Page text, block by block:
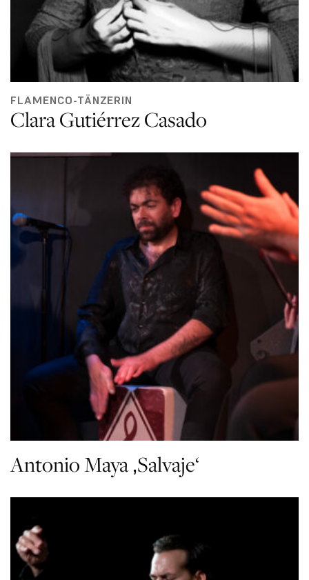
FLAMENCO-TÄNZERIN
Clara Gutiérrez Casado
Antonio Maya ‚Salvaje‘